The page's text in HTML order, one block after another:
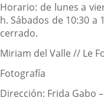
Horario: de lunes a
h. Sábados de 10:30 a
cerrado.
Miriam del Valle // Le
Fotografía
Dirección: Frida Gabo